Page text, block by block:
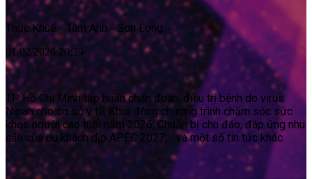
Thục Khuê - Tâm Anh - Sơn Long
01/02/2026 20:39
TP Hồ Chí Minh tập huấn chẩn đoán, điều trị bệnh do virus
Nipah cho cơ sở y tế; Khởi động chương trình chăm sóc sức
khỏe người cao tuổi năm 2026; Chuẩn bị chu đáo, đáp ứng nhu
cầu của du khách dịp APEC 2027;... và một số tin tức khác.